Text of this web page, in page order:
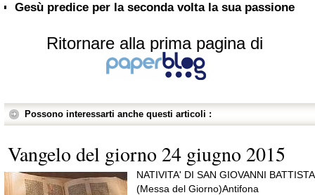
Gesù predice per la seconda volta la sua passione
Ritornare alla prima pagina di
Possono interessarti anche questi articoli :
Vangelo del giorno 24 giugno 2015
NATIVITA' DI SAN GIOVANNI BATTISTA
(Messa del Giorno)Antifona